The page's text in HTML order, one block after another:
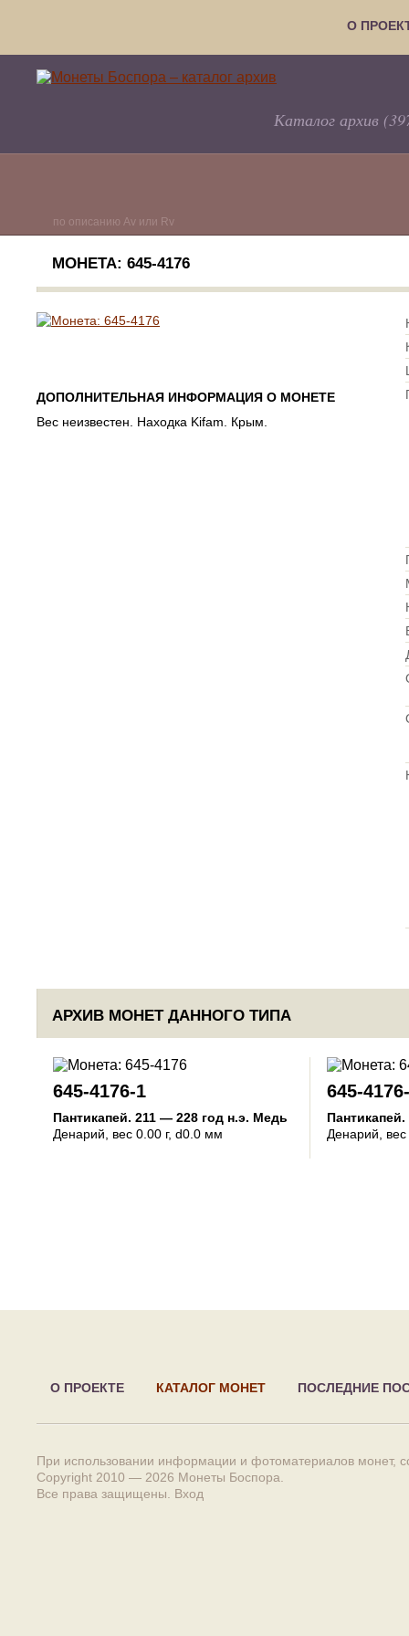
О
Каталог архив
по описанию Av или Rv
МОНЕТА: 645-4176
ДОПОЛНИТЕЛЬНАЯ ИНФОРМАЦИЯ О МОНЕТЕ
Вес неизвестен. Находка Kifam. Крым.
АРХИВ МОНЕТ ДАННОГО ТИПА
645-4176-1
Пантикапей. 211 — 228 год н.э. Медь
Денарий , вес 0.00 г, d0.0 мм
645-
Пантикапей.
Денарий ,
О ПРОЕКТЕ КАТАЛОГ МОНЕТ ПОСЛЕДНИЕ
При использовании информации и фотоматериалов монет,
Copyright 2010 — 2026 Монеты Боспора
Все права защищены. Вход